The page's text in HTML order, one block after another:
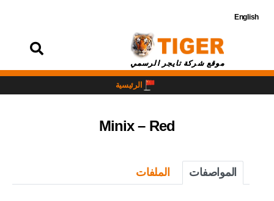
English
موقع شركة تايجر الرسمي
الرئيسية
Minix – Red
المواصفات الملفات